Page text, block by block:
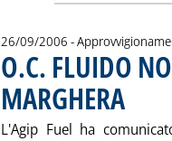
26/09/2006 -
O.C. FLUIDO
MARGHERA
L'Agip Fuel ha